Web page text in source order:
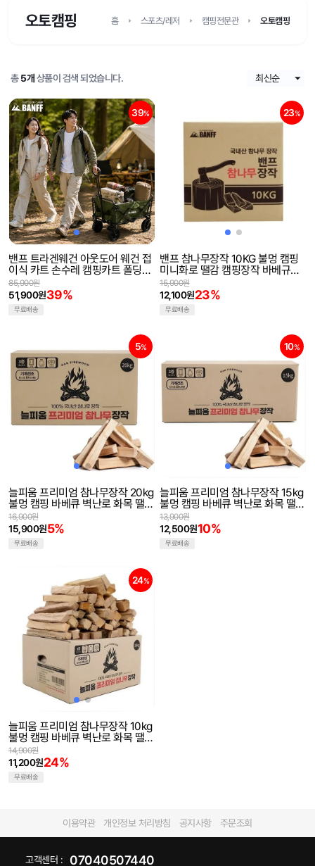
오토캠핑 홈 스포츠/레저 캠핑전문관 오토캠핑
총5개 상품이 검색 되었습니다.
39%
밴프 트라겐웨건 아웃도어 웨건 접
이식 카트 손수레 캠핑카트 폴딩카
트
51,900원39%
85,900원
무료배송
23%
밴프 참나무장작 10KG 불멍 캠핑
미니화로 땔감 캠핑장작 바베규장
작 불멍장작
12,100원23%
15,900원
무료배송
5%
늘피움 프리미엄 참나무장작 20kg
불멍 캠핑 바베큐 벽난로 화목 땔감
우드 기계건조
15,900원5%
16,900원
무료배송
10%
늘피움 프리미엄 참나무장작 15kg
불멍 캠핑 바베큐 벽난로 화목 땔감
우드 기계건조
12,500원10%
13,900원
무료배송
24%
늘피움 프리미엄 참나무장작 10kg
불멍 캠핑 바베큐 벽난로 화목 땔감
우드 기계건조
11,200원24%
14,900원
무료배송
이용약관 개인정보 처리방침 공지사항 주문조회
고객센터 : 07040507440